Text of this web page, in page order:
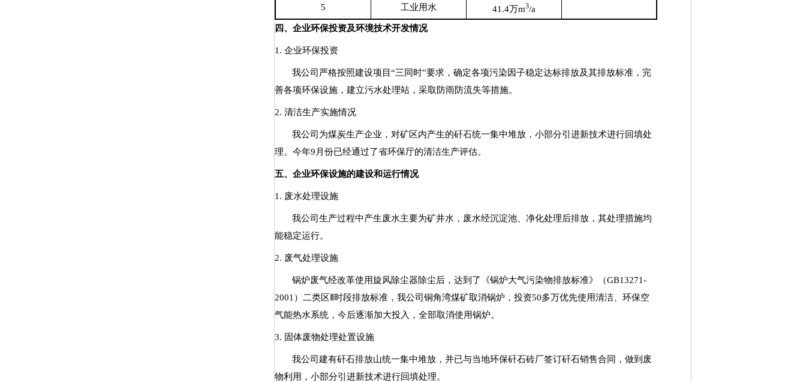
5 工业用水 41.4万m3/a
四、企业环保投资及环境技术开发情况
1. 企业环保投资
我公司严格按照建设项目“三同时”要求，确定各项污染因子稳定达标排放及其排放标准，完
善各项环保设施，建立污水处理站，采取防雨防流失等措施。
2. 清洁生产实施情况
我公司为煤炭生产企业，对矿区内产生的矸石统一集中堆放，小部分引进新技术进行回填处
理。今年9 月份已经通过了省环保厅的清洁生产评估。
五、企业环保设施的建设和运行情况
1. 废水处理设施
我公司生产过程中产生废水主要为矿井水，废水经沉淀池、净化处理后排放，其处理措施均
能稳定运行。
2. 废气处理设施
锅炉废气经改革使用旋风除尘器除尘后，达到了《锅炉大气污染物排放标准》（GB13271-
2001 ）二类区 时段排放标准，我公司铜角湾煤矿取消锅炉，投资50多万优先使用清洁、环保空
气能热水系统，今后逐渐加大投入，全部取消使用锅炉。
3. 固体废物处理处置设施
我公司建有矸石排放山统一集中堆放，并已与当地环保矸石砖厂签订矸石销售合同，做到废
物利用，小部分引进新技术进行回填处理。